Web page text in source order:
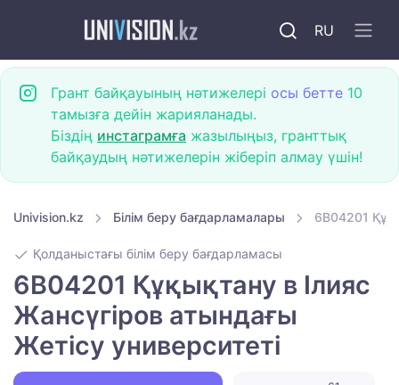
RU
Грант байқауының нәтижелері осы бетте 10
тамызға дейін жарияланады.
Біздің инстаграмға жазылыңыз, гранттық
байқаудың нәтижелерін жіберіп алмау үшін!
Univision.kz Білім беру бағдарламалары 6B04201
Қолданыстағы білім беру бағдарламасы
6B04201 Құқықтану в Ілияс
Жансүгіров атындағы
Жетісу университеті